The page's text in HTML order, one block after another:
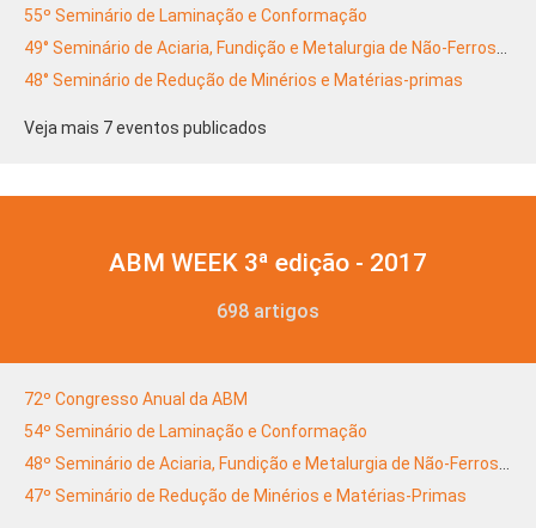
55º Seminário de Laminação e Conformação
49° Seminário de Aciaria, Fundição e Metalurgia de Não-Ferrosos
48° Seminário de Redução de Minérios e Matérias-primas
Veja mais 7 eventos publicados
ABM WEEK 3ª edição - 2017
698 artigos
72º Congresso Anual da ABM
54º Seminário de Laminação e Conformação
48º Seminário de Aciaria, Fundição e Metalurgia de Não-Ferrosos
47º Seminário de Redução de Minérios e Matérias-Primas